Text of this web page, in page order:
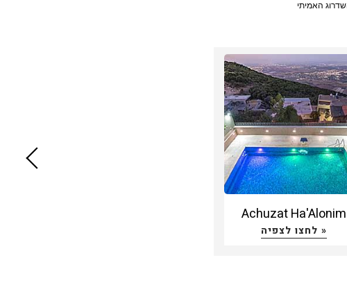
האמיתי
עם ספא
להועיל
יבשה או
על זרמי מים
עמוק, עיסוי
המטפל
ועוד עיסויים
ופיזית, אל
Achuzat Ha'Alonim
לחצו לצפיה »